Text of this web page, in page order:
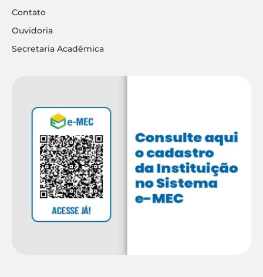
Contato
Ouvidoria
Secretaria Acadêmica